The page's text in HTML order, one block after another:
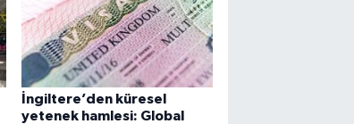
İngiltere’den küresel
yetenek hamlesi: Global